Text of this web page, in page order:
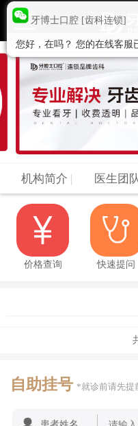
机构简介 | 医生团队
价格查询 快速提问
自助挂号 *就诊前请先提
牙博士口腔 [齿科连锁]
您好，在吗？ 您的在线客服